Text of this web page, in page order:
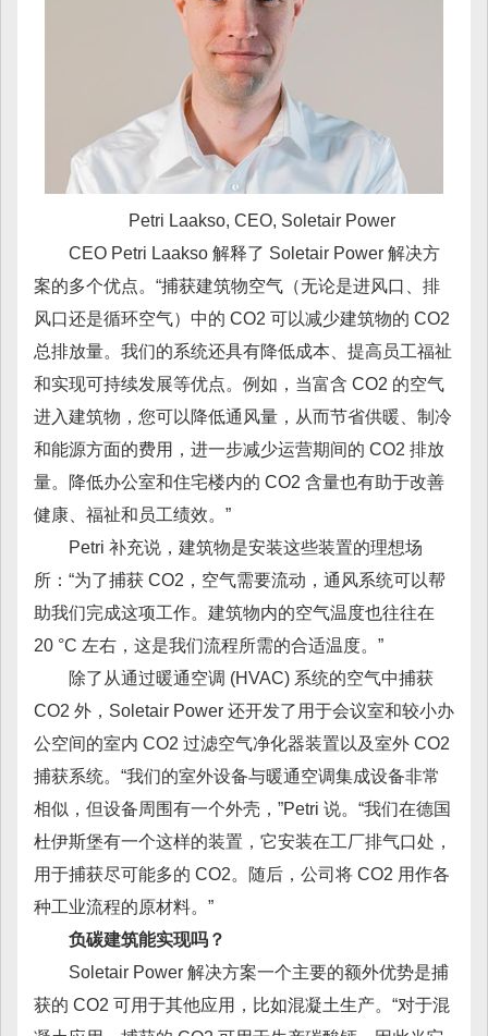
Petri Laakso, CEO, Soletair Power
CEO Petri Laakso 解释了 Soletair Power 解决方
案的多个优点。“捕获建筑物空气（无论是进风口、排
风口还是循环空气）中的 CO2 可以减少建筑物的 CO2
总排放量。我们的系统还具有降低成本、提高员工福祉
和实现可持续发展等优点。例如，当富含 CO2 的空气
进入建筑物，您可以降低通风量，从而节省供暖、制冷
和能源方面的费用，进一步减少运营期间的 CO2 排放
量。降低办公室和住宅楼内的 CO2 含量也有助于改善
健康、福祉和员工绩效。”
Petri 补充说，建筑物是安装这些装置的理想场
所：“为了捕获 CO2，空气需要流动，通风系统可以帮
助我们完成这项工作。建筑物内的空气温度也往往在
20 °C 左右，这是我们流程所需的合适温度。”
除了从通过暖通空调 (HVAC) 系统的空气中捕获
CO2 外，Soletair Power 还开发了用于会议室和较小办
公空间的室内 CO2 过滤空气净化器装置以及室外 CO2
捕获系统。“我们的室外设备与暖通空调集成设备非常
相似，但设备周围有一个外壳，”Petri 说。“我们在德国
杜伊斯堡有一个这样的装置，它安装在工厂排气口处，
用于捕获尽可能多的 CO2。随后，公司将 CO2 用作各
种工业流程的原材料。”
负碳建筑能实现吗？
Soletair Power 解决方案一个主要的额外优势是捕
获的 CO2 可用于其他应用，比如混凝土生产。“对于混